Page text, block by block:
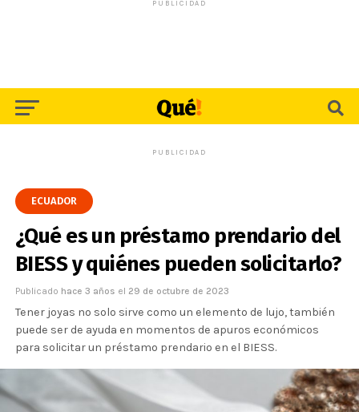
PUBLICIDAD
PUBLICIDAD
ECUADOR
¿Qué es un préstamo prendario del
BIESS y quiénes pueden solicitarlo?
Publicado hace 3 años el 29 de octubre de 2023
Tener joyas no solo sirve como un elemento de lujo, también
puede ser de ayuda en momentos de apuros económicos
para solicitar un préstamo prendario en el BIESS.